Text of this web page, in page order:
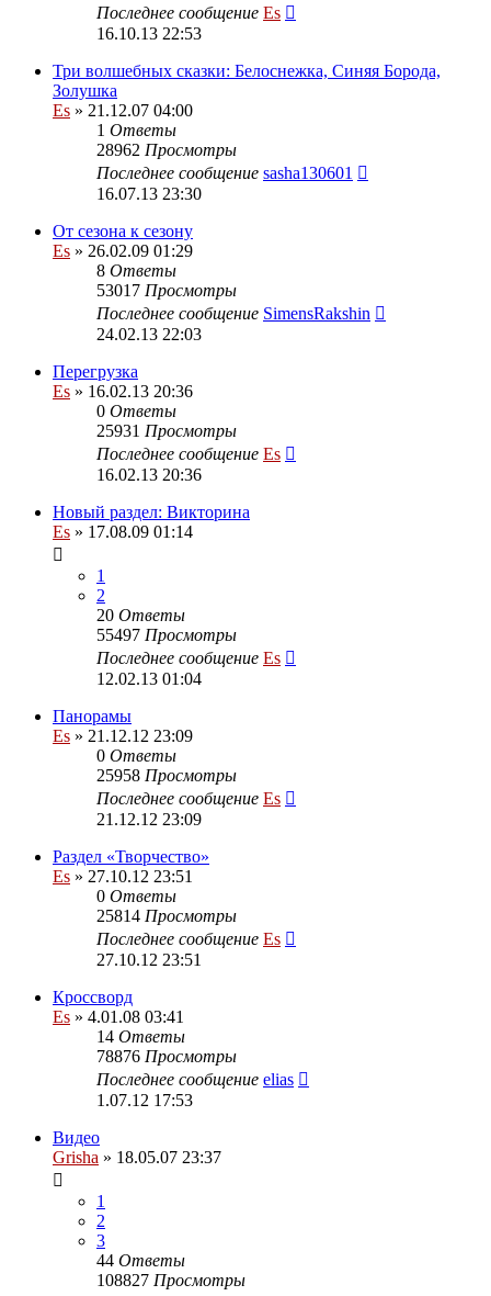
Последнее сообщение Es
16.10.13 22:53
Три волшебных сказки: Белоснежка, Синяя Борода,
Золушка
Es » 21.12.07 04:00
1 Ответы
28962 Просмотры
Последнее сообщение sasha130601
16.07.13 23:30
От сезона к сезону
Es » 26.02.09 01:29
8 Ответы
53017 Просмотры
Последнее сообщение SimensRakshin
24.02.13 22:03
Перегрузка
Es » 16.02.13 20:36
0 Ответы
25931 Просмотры
Последнее сообщение Es
16.02.13 20:36
Новый раздел: Викторина
Es » 17.08.09 01:14
1
2
20 Ответы
55497 Просмотры
Последнее сообщение Es
12.02.13 01:04
Панорамы
Es » 21.12.12 23:09
0 Ответы
25958 Просмотры
Последнее сообщение Es
21.12.12 23:09
Раздел «Творчество»
Es » 27.10.12 23:51
0 Ответы
25814 Просмотры
Последнее сообщение Es
27.10.12 23:51
Кроссворд
Es » 4.01.08 03:41
14 Ответы
78876 Просмотры
Последнее сообщение elias
1.07.12 17:53
Видео
Grisha » 18.05.07 23:37
1
2
3
44 Ответы
108827 Просмотры